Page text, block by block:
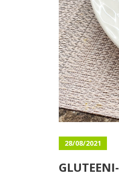
28/08/2021